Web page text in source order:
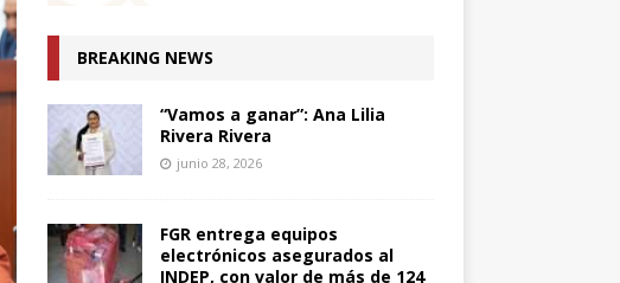
BREAKING NEWS
“Vamos a ganar”: Ana Lilia
Rivera Rivera
junio 28, 2026
FGR entrega equipos
electrónicos asegurados al
INDEP, con valor de más de 124